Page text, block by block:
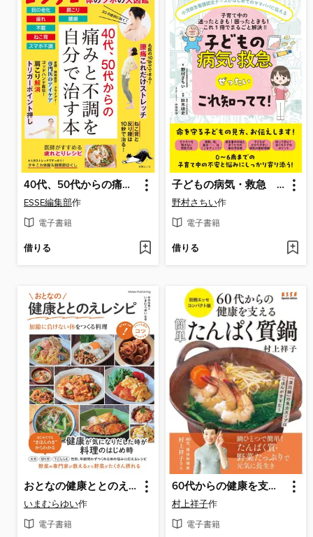
40代、50代からの痛みと不調を自分で治す本
ESSE編集部作
電子書籍
借りる
子どもの病気・救急 ぜったい これ知ってて!
野村さちい作
電子書籍
借りる
おとなの健康ととのえレシピ 加齢に負けない体をつくる料理
いまむらゆい作
電子書籍
60代からの健康を支える 簡単たんぱく質鍋
村上祥子作
電子書籍